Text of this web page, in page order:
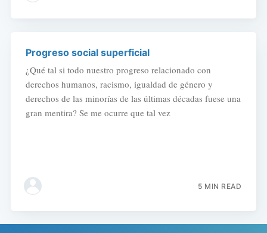
Progreso social superficial
¿Qué tal si todo nuestro progreso relacionado con
derechos humanos, racismo, igualdad de género y
derechos de las minorías de las últimas décadas fuese una
gran mentira? Se me ocurre que tal vez
5 MIN READ